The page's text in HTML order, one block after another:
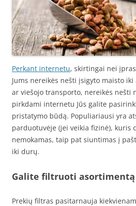
Perkant internetu, skirtingai nei
Jums nereikės nešti įsigyto maisto
ar viešojo transporto, nereikės nešti
pirkdami internetu Jūs galite
pristatymo būdą. Populiariausi yra
parduotuvėje (jei veikia fizinė), kuris
nemokamas, taip pat siuntimas į
iki durų.
Galite filtruoti asortimentą
Prekių filtras pasitarnauja